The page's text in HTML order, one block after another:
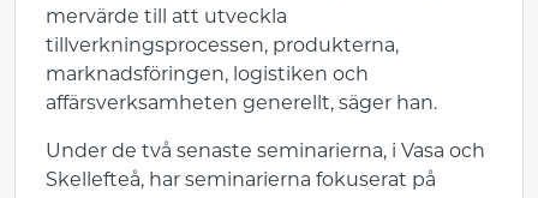
mervärde till att utveckla
tillverkningsprocessen, produkterna,
marknadsföringen, logistiken och
affärsverksamheten generellt, säger han.
Under de två senaste seminarierna, i Vasa och
Skellefteå, har seminarierna fokuserat på